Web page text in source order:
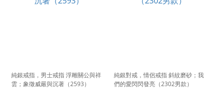
純銀戒指，男士戒指 浮雕關公與祥
雲；象徵威嚴與沉著（2593）
純銀對戒，情侶戒指 斜紋磨砂；我
們的愛閃閃發亮（2302男款）